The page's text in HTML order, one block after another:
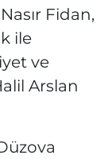
Fidan,
ile
ve
Arslan